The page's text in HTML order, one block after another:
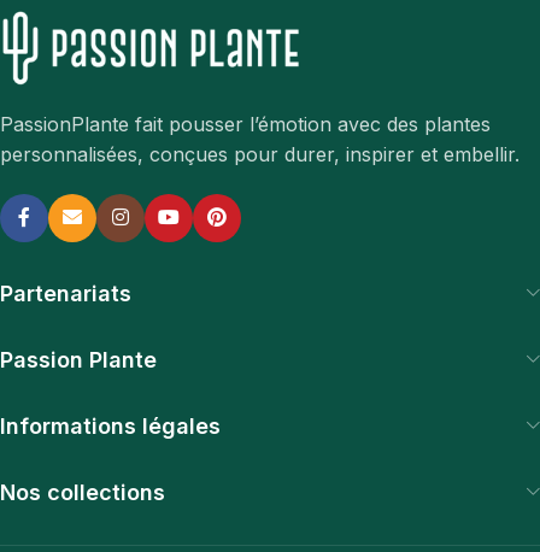
PassionPlante fait pousser l’émotion avec des plantes
personnalisées, conçues pour durer, inspirer et embellir.
Partenariats
Passion Plante
Informations légales
Nos collections